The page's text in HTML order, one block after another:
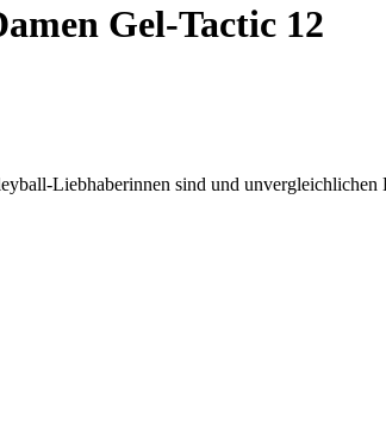
Gel-Tactic 12
Liebhaberinnen sind und